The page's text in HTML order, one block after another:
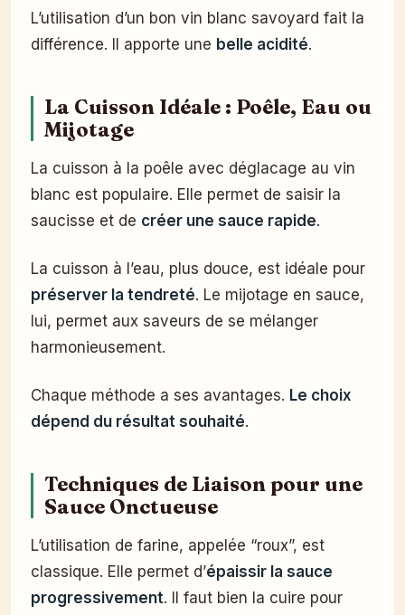
L’utilisation d’un bon vin blanc savoyard fait la
différence. Il apporte une belle acidité.
La Cuisson Idéale : Poêle, Eau ou
Mijotage
La cuisson à la poêle avec déglacage au vin
blanc est populaire. Elle permet de saisir la
saucisse et de créer une sauce rapide.
La cuisson à l’eau, plus douce, est idéale pour
préserver la tendreté. Le mijotage en sauce,
lui, permet aux saveurs de se mélanger
harmonieusement.
Chaque méthode a ses avantages. Le choix
dépend du résultat souhaité.
Techniques de Liaison pour une
Sauce Onctueuse
L’utilisation de farine, appelée “roux”, est
classique. Elle permet d’épaissir la sauce
progressivement. Il faut bien la cuire pour